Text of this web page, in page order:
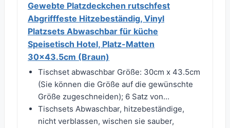
Gewebte Platzdeckchen rutschfest
Abgrifffeste Hitzebeständig, Vinyl
Platzsets Abwaschbar für küche
Speisetisch Hotel, Platz-Matten
30x43.5cm (Braun)
Tischset abwaschbar Größe: 30cm x 43.5cm
(Sie können die Größe auf die gewünschte
Größe zugeschneiden); 6 Satz von...
Tischsets Abwaschbar, hitzebeständige,
nicht verblassen, wischen sie sauber,